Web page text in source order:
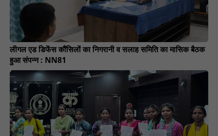
लीगल एड डिफेंस कौंसिलों का निगरानी व सलाह समिति का मासिक बैठक
हुआ संपन्न : NN81